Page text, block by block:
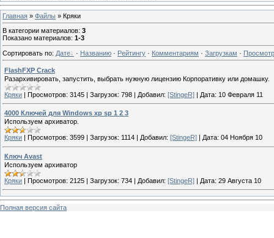
Главная » Файлы » Кряки
В категории материалов: 3
Показано материалов: 1-3
Сортировать по: Дате · Названию · Рейтингу · Комментариям · Загрузкам ·
FlashFXP Crack
Разархивировать, запустить, выбрать нужную лицензию Корпоративку или домашку.
Кряки | Просмотров: 3145 | Загрузок: 798 | Добавил: [StingeR] | Дата: 10 Февраля 11
4000 Ключей для Windows xp sp 1 2 3
Используем архиватор.
Кряки Просмотров: 3599 Загрузок: 1114 Добавил: [StingeR] Дата: 04 Ноября 10
Ключ Avast
Используем архиватор
Кряки | Просмотров: 2125 | Загрузок: 734 | Добавил: [StingeR] | Дата: 29 Августа 10
Полная версия сайта